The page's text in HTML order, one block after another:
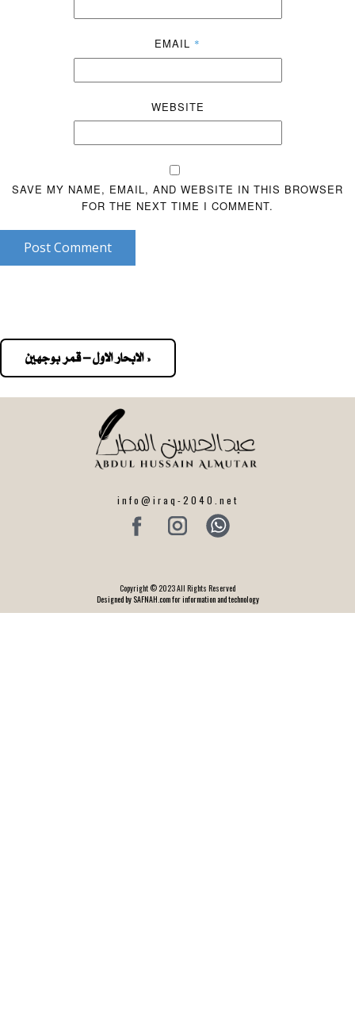
EMAIL *
WEBSITE
SAVE MY NAME, EMAIL, AND WEBSITE IN THIS BROWSER
FOR THE NEXT TIME I COMMENT.
Post Comment
navigation
« الابحار الاول – قمر بوجهين
info@iraq-2040.net
Copyright © 2023 All Rights Reserved
Designed by SAFNAH.com for information and technology